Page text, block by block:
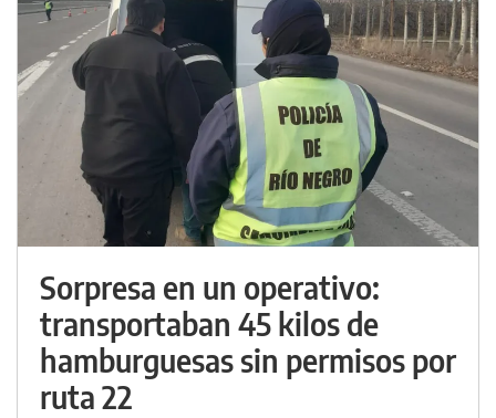
Sorpresa en un operativo:
transportaban 45 kilos de
hamburguesas sin permisos por
ruta 22